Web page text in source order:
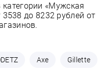
«Мужская
3538 до 8232 рублей от
Axe Gillette